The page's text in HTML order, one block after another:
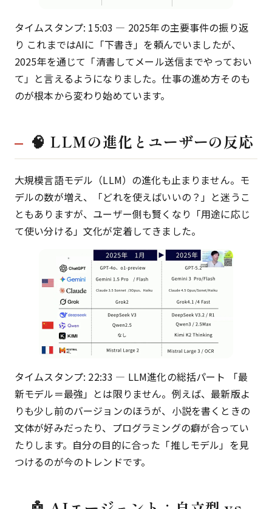
タイムスタンプ: 15:03 — 2025年の主要事件の振り返
り これまではAIに「下書き」を頼んでいましたが、
2025年を通じて「清書してメール送信までやっておい
て」と言えるようになりました。仕事の進め方そのも
のが根本から変わり始めています。
🧠 LLMの進化とユーザーの反応
大規模言語モデル（LLM）の進化も止まりません。モ
デルの数が増え、「どれを使えばいいの？」と迷うこ
ともありますが、ユーザー側も賢くなり「用途に応じ
て使い分ける」文化が定着してきました。
タイムスタンプ: 22:33 — LLM進化の総括パート 「最
新モデル＝最強」とは限りません。例えば、最新版よ
りも少し前のバージョンのほうが、小説を書くときの
文体が好みだったり、プログラミングの癖が合ってい
たりします。自分の目的に合った「推しモデル」を見
つけるのが今のトレンドです。